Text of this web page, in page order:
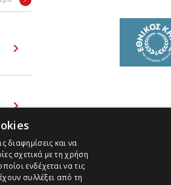
διαφημίσεις και να
σχετικά με τη χρήση
ενδέχεται να τις
συλλέξει από τη